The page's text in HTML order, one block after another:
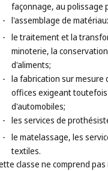
façonnage, au polissage
- l'assemblage de
- le traitement et la
minoterie, la
d'aliments;
- la fabrication sur mesure
offices exigeant
d'automobiles;
- les services de
- le matelassage, les
textiles.
classe ne comprend